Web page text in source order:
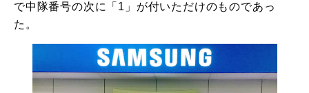
で中隊番号の次に「1」が付いただけのものであっ
た。